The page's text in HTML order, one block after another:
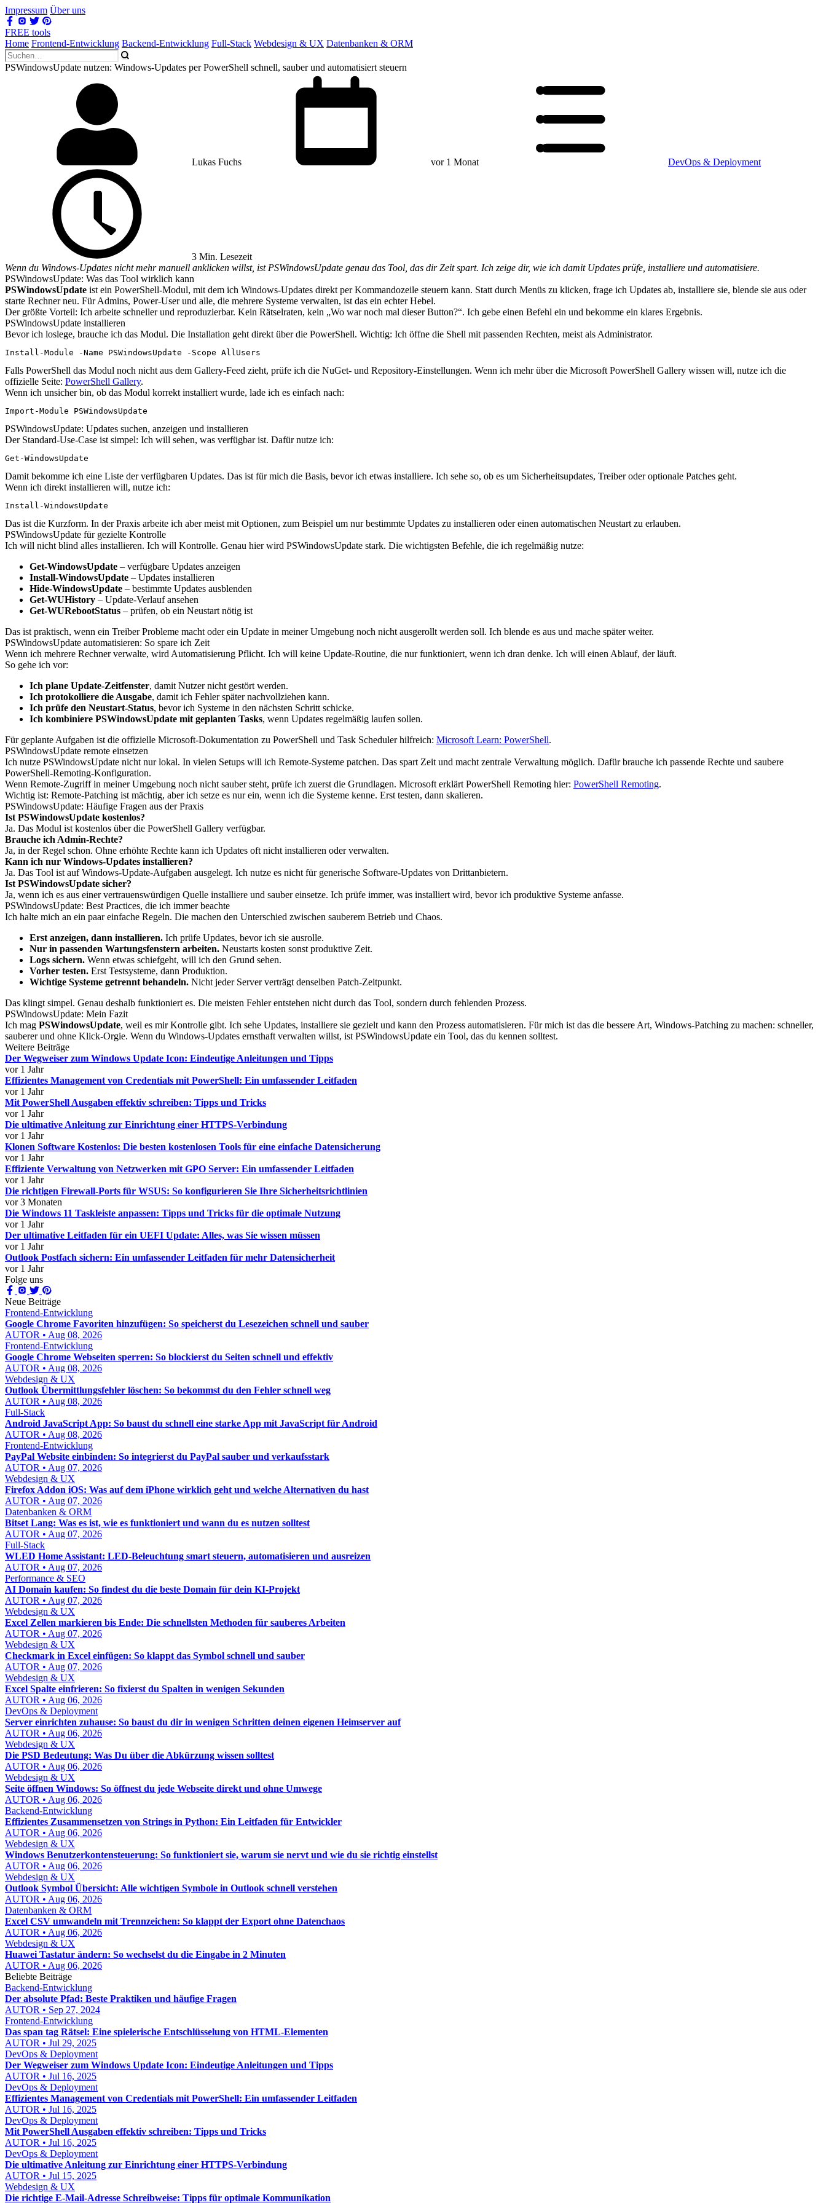
Impressum Über uns
FREE tools
Home Frontend-Entwicklung Backend-Entwicklung Full-Stack Webdesign & UX Datenbanken & ORM
PSWindowsUpdate nutzen: Windows-Updates per PowerShell schnell, sauber und automatisiert steuern
Lukas Fuchs vor 1 Monat DevOps & Deployment
3 Min. Lesezeit
Wenn du Windows-Updates nicht mehr manuell anklicken willst, ist PSWindowsUpdate genau das Tool, das dir Zeit spart. Ich zeige dir, wie ich damit Updates prüfe, installiere und automatisiere.
PSWindowsUpdate: Was das Tool wirklich kann
PSWindowsUpdate ist ein PowerShell-Modul, mit dem ich Windows-Updates direkt per Kommandozeile steuern kann. Statt durch Menüs zu klicken, frage ich Updates ab, installiere sie, blende sie aus oder
starte Rechner neu. Für Admins, Power-User und alle, die mehrere Systeme verwalten, ist das ein echter Hebel.
Der größte Vorteil: Ich arbeite schneller und reproduzierbar. Kein Rätselraten, kein „Wo war noch mal dieser Button?“. Ich gebe einen Befehl ein und bekomme ein klares Ergebnis.
PSWindowsUpdate installieren
Bevor ich loslege, brauche ich das Modul. Die Installation geht direkt über die PowerShell. Wichtig: Ich öffne die Shell mit passenden Rechten, meist als Administrator.
Install-Module -Name PSWindowsUpdate -Scope AllUsers
Falls PowerShell das Modul noch nicht aus dem Gallery-Feed zieht, prüfe ich die NuGet- und Repository-Einstellungen. Wenn ich mehr über die Microsoft PowerShell Gallery wissen will, nutze ich die
offizielle Seite: PowerShell Gallery.
Wenn ich unsicher bin, ob das Modul korrekt installiert wurde, lade ich es einfach nach:
Import-Module PSWindowsUpdate
PSWindowsUpdate: Updates suchen, anzeigen und installieren
Der Standard-Use-Case ist simpel: Ich will sehen, was verfügbar ist. Dafür nutze ich:
Get-WindowsUpdate
Damit bekomme ich eine Liste der verfügbaren Updates. Das ist für mich die Basis, bevor ich etwas installiere. Ich sehe so, ob es um Sicherheitsupdates, Treiber oder optionale Patches geht.
Wenn ich direkt installieren will, nutze ich:
Install-WindowsUpdate
Das ist die Kurzform. In der Praxis arbeite ich aber meist mit Optionen, zum Beispiel um nur bestimmte Updates zu installieren oder einen automatischen Neustart zu erlauben.
PSWindowsUpdate für gezielte Kontrolle
Ich will nicht blind alles installieren. Ich will Kontrolle. Genau hier wird PSWindowsUpdate stark. Die wichtigsten Befehle, die ich regelmäßig nutze:
Get-WindowsUpdate – verfügbare Updates anzeigen
Install-WindowsUpdate – Updates installieren
Hide-WindowsUpdate – bestimmte Updates ausblenden
Get-WUHistory – Update-Verlauf ansehen
Get-WURebootStatus – prüfen, ob ein Neustart nötig ist
Das ist praktisch, wenn ein Treiber Probleme macht oder ein Update in meiner Umgebung noch nicht ausgerollt werden soll. Ich blende es aus und mache später weiter.
PSWindowsUpdate automatisieren: So spare ich Zeit
Wenn ich mehrere Rechner verwalte, wird Automatisierung Pflicht. Ich will keine Update-Routine, die nur funktioniert, wenn ich dran denke. Ich will einen Ablauf, der läuft.
So gehe ich vor:
Ich plane Update-Zeitfenster, damit Nutzer nicht gestört werden.
Ich protokolliere die Ausgabe, damit ich Fehler später nachvollziehen kann.
Ich prüfe den Neustart-Status, bevor ich Systeme in den nächsten Schritt schicke.
Ich kombiniere PSWindowsUpdate mit geplanten Tasks, wenn Updates regelmäßig laufen sollen.
Für geplante Aufgaben ist die offizielle Microsoft-Dokumentation zu PowerShell und Task Scheduler hilfreich: Microsoft Learn: PowerShell.
PSWindowsUpdate remote einsetzen
Ich nutze PSWindowsUpdate nicht nur lokal. In vielen Setups will ich Remote-Systeme patchen. Das spart Zeit und macht zentrale Verwaltung möglich. Dafür brauche ich passende Rechte und saubere
PowerShell-Remoting-Konfiguration.
Wenn Remote-Zugriff in meiner Umgebung noch nicht sauber steht, prüfe ich zuerst die Grundlagen. Microsoft erklärt PowerShell Remoting hier: PowerShell Remoting.
Wichtig ist: Remote-Patching ist mächtig, aber ich setze es nur ein, wenn ich die Systeme kenne. Erst testen, dann skalieren.
PSWindowsUpdate: Häufige Fragen aus der Praxis
Ist PSWindowsUpdate kostenlos?
Ja. Das Modul ist kostenlos über die PowerShell Gallery verfügbar.
Brauche ich Admin-Rechte?
Ja, in der Regel schon. Ohne erhöhte Rechte kann ich Updates oft nicht installieren oder verwalten.
Kann ich nur Windows-Updates installieren?
Ja. Das Tool ist auf Windows-Update-Aufgaben ausgelegt. Ich nutze es nicht für generische Software-Updates von Drittanbietern.
Ist PSWindowsUpdate sicher?
Ja, wenn ich es aus einer vertrauenswürdigen Quelle installiere und sauber einsetze. Ich prüfe immer, was installiert wird, bevor ich produktive Systeme anfasse.
PSWindowsUpdate: Best Practices, die ich immer beachte
Ich halte mich an ein paar einfache Regeln. Die machen den Unterschied zwischen sauberem Betrieb und Chaos.
Erst anzeigen, dann installieren. Ich prüfe Updates, bevor ich sie ausrolle.
Nur in passenden Wartungsfenstern arbeiten. Neustarts kosten sonst produktive Zeit.
Logs sichern. Wenn etwas schiefgeht, will ich den Grund sehen.
Vorher testen. Erst Testsysteme, dann Produktion.
Wichtige Systeme getrennt behandeln. Nicht jeder Server verträgt denselben Patch-Zeitpunkt.
Das klingt simpel. Genau deshalb funktioniert es. Die meisten Fehler entstehen nicht durch das Tool, sondern durch fehlenden Prozess.
PSWindowsUpdate: Mein Fazit
Ich mag PSWindowsUpdate, weil es mir Kontrolle gibt. Ich sehe Updates, installiere sie gezielt und kann den Prozess automatisieren. Für mich ist das die bessere Art, Windows-Patching zu machen: schneller,
sauberer und ohne Klick-Orgie. Wenn du Windows-Updates ernsthaft verwalten willst, ist PSWindowsUpdate ein Tool, das du kennen solltest.
Weitere Beiträge
Der Wegweiser zum Windows Update Icon: Eindeutige Anleitungen und Tipps
vor 1 Jahr
Effizientes Management von Credentials mit PowerShell: Ein umfassender Leitfaden
vor 1 Jahr
Mit PowerShell Ausgaben effektiv schreiben: Tipps und Tricks
vor 1 Jahr
Die ultimative Anleitung zur Einrichtung einer HTTPS-Verbindung
vor 1 Jahr
Klonen Software Kostenlos: Die besten kostenlosen Tools für eine einfache Datensicherung
vor 1 Jahr
Effiziente Verwaltung von Netzwerken mit GPO Server: Ein umfassender Leitfaden
vor 1 Jahr
Die richtigen Firewall-Ports für WSUS: So konfigurieren Sie Ihre Sicherheitsrichtlinien
vor 3 Monaten
Die Windows 11 Taskleiste anpassen: Tipps und Tricks für die optimale Nutzung
vor 1 Jahr
Der ultimative Leitfaden für ein UEFI Update: Alles, was Sie wissen müssen
vor 1 Jahr
Outlook Postfach sichern: Ein umfassender Leitfaden für mehr Datensicherheit
vor 1 Jahr
Folge uns
Neue Beiträge
Frontend-Entwicklung
Google Chrome Favoriten hinzufügen: So speicherst du Lesezeichen schnell und sauber
AUTOR • Aug 08, 2026
Frontend-Entwicklung
Google Chrome Webseiten sperren: So blockierst du Seiten schnell und effektiv
AUTOR • Aug 08, 2026
Webdesign & UX
Outlook Übermittlungsfehler löschen: So bekommst du den Fehler schnell weg
AUTOR • Aug 08, 2026
Full-Stack
Android JavaScript App: So baust du schnell eine starke App mit JavaScript für Android
AUTOR • Aug 08, 2026
Frontend-Entwicklung
PayPal Website einbinden: So integrierst du PayPal sauber und verkaufsstark
AUTOR • Aug 07, 2026
Webdesign & UX
Firefox Addon iOS: Was auf dem iPhone wirklich geht und welche Alternativen du hast
AUTOR • Aug 07, 2026
Datenbanken & ORM
Bitset Lang: Was es ist, wie es funktioniert und wann du es nutzen solltest
AUTOR • Aug 07, 2026
Full-Stack
WLED Home Assistant: LED-Beleuchtung smart steuern, automatisieren und ausreizen
AUTOR • Aug 07, 2026
Performance & SEO
AI Domain kaufen: So findest du die beste Domain für dein KI-Projekt
AUTOR • Aug 07, 2026
Webdesign & UX
Excel Zellen markieren bis Ende: Die schnellsten Methoden für sauberes Arbeiten
AUTOR • Aug 07, 2026
Webdesign & UX
Checkmark in Excel einfügen: So klappt das Symbol schnell und sauber
AUTOR • Aug 07, 2026
Webdesign & UX
Excel Spalte einfrieren: So fixierst du Spalten in wenigen Sekunden
AUTOR • Aug 06, 2026
DevOps & Deployment
Server einrichten zuhause: So baust du dir in wenigen Schritten deinen eigenen Heimserver auf
AUTOR • Aug 06, 2026
Webdesign & UX
Die PSD Bedeutung: Was Du über die Abkürzung wissen solltest
AUTOR • Aug 06, 2026
Webdesign & UX
Seite öffnen Windows: So öffnest du jede Webseite direkt und ohne Umwege
AUTOR • Aug 06, 2026
Backend-Entwicklung
Effizientes Zusammensetzen von Strings in Python: Ein Leitfaden für Entwickler
AUTOR • Aug 06, 2026
Webdesign & UX
Windows Benutzerkontensteuerung: So funktioniert sie, warum sie nervt und wie du sie richtig einstellst
AUTOR • Aug 06, 2026
Webdesign & UX
Outlook Symbol Übersicht: Alle wichtigen Symbole in Outlook schnell verstehen
AUTOR • Aug 06, 2026
Datenbanken & ORM
Excel CSV umwandeln mit Trennzeichen: So klappt der Export ohne Datenchaos
AUTOR • Aug 06, 2026
Webdesign & UX
Huawei Tastatur ändern: So wechselst du die Eingabe in 2 Minuten
AUTOR • Aug 06, 2026
Beliebte Beiträge
Backend-Entwicklung
Der absolute Pfad: Beste Praktiken und häufige Fragen
AUTOR • Sep 27, 2024
Frontend-Entwicklung
Das span tag Rätsel: Eine spielerische Entschlüsselung von HTML-Elementen
AUTOR • Jul 29, 2025
DevOps & Deployment
Der Wegweiser zum Windows Update Icon: Eindeutige Anleitungen und Tipps
AUTOR • Jul 16, 2025
DevOps & Deployment
Effizientes Management von Credentials mit PowerShell: Ein umfassender Leitfaden
AUTOR • Jul 16, 2025
DevOps & Deployment
Mit PowerShell Ausgaben effektiv schreiben: Tipps und Tricks
AUTOR • Jul 16, 2025
DevOps & Deployment
Die ultimative Anleitung zur Einrichtung einer HTTPS-Verbindung
AUTOR • Jul 15, 2025
Webdesign & UX
Die richtige E-Mail-Adresse Schreibweise: Tipps für optimale Kommunikation